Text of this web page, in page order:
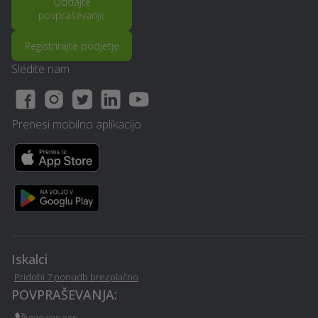
Prodaja avtodelov -
Vitanje
Operacija oči - Vitanje
Pravno svetovanje in
storitve ob ločitvi - Vitanje
Snemanje poroke - Vitanje
Kadrovske storitve (HRM)
- Vitanje
Iskalci
Pridobi 7 ponudb brezplačno
POVPRAŠEVANJA:
povpraševanje
Registrirajte podjetje
Sledite nam
Prenesi mobilno aplikacijo